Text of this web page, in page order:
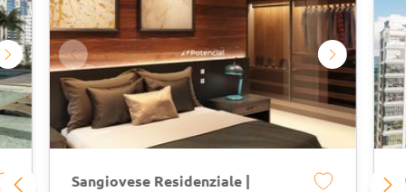
Sangiovese Residenziale |